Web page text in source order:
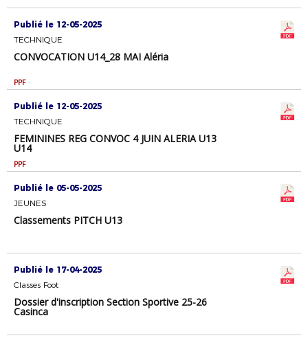
Publié le 12-05-2025
TECHNIQUE
CONVOCATION U14_28 MAI Aléria
PPF
Publié le 12-05-2025
TECHNIQUE
FEMININES REG CONVOC 4 JUIN ALERIA U13
U14
PPF
Publié le 05-05-2025
JEUNES
Classements PITCH U13
Publié le 17-04-2025
Classes Foot
Dossier d'inscription Section Sportive 25-26
Casinca